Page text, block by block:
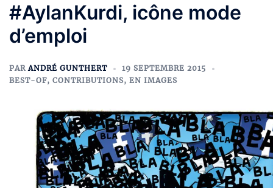
#AylanKurdi, icône mode
d’emploi
PARANDRÉ GUNTHERT
19 SEPTEMBRE 2015
BEST-OF, CONTRIBUTIONS, EN IMAGES